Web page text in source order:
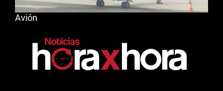
Avión